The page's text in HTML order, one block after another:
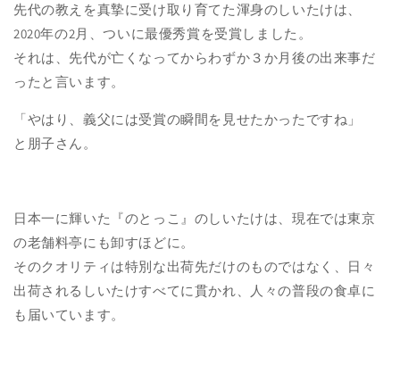
先代の教えを真摯に受け取り育てた渾身のしいたけは、
2020年の2月、ついに最優秀賞を受賞しました。
それは、先代が亡くなってからわずか３か月後の出来事だ
ったと言います。
「やはり、義父には受賞の瞬間を見せたかったですね」
と朋子さん。
日本一に輝いた『のとっこ』のしいたけは、現在では東京
の老舗料亭にも卸すほどに。
そのクオリティは特別な出荷先だけのものではなく、日々
出荷されるしいたけすべてに貫かれ、人々の普段の食卓に
も届いています。